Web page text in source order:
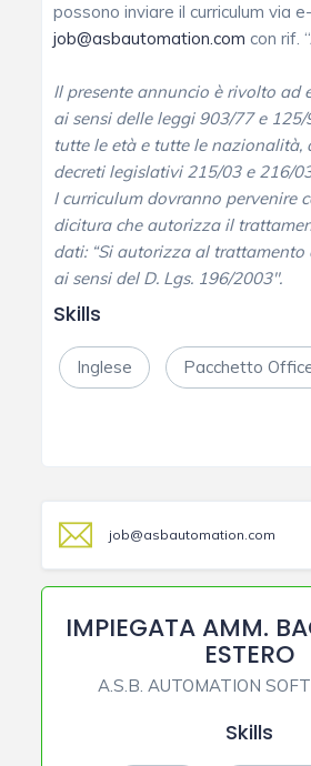
possono inviare il curriculum via
job@asbautomation.com con rif.
Il presente annuncio è rivolto ad
ai sensi delle leggi 903/77 e
tutte le età e tutte le nazionalità,
decreti legislativi 215/03 e 216/
I curriculum dovranno pervenire
dicitura che autorizza il
dati: “Si autorizza al
ai sensi del D. Lgs. 196/2003″.
Skills
Inglese Pacchetto
job@asbautomation.com
IMPIEGATA AMM.
ESTERO
A.S.B. AUTOMATION
Skills